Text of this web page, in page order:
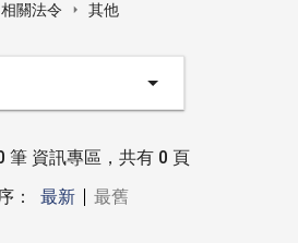
相關法令 其他
資訊專區側邊
筆 資訊專區，共有 0 頁
：
最舊
最新